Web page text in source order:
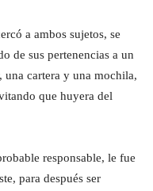
a ambos sujetos, se
de sus pertenencias a un
cartera y una mochila,
que huyera del
responsable, le fue
para después ser